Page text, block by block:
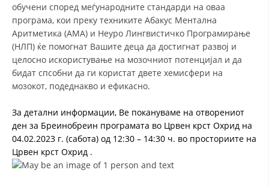
РАКОВОДЕН ОДБОР
СОБРАНИЕ
СТРУКТУРА И ОРГАНИЗАЦИОНА ПОСТАВЕНОСТ
ДИСЕМИНАЦИЈА
УПОТРЕБА И ЗАШТИТА НА АМБЛЕМОТ
СОЦИЈАЛНО ХУМАНИТАРНА ДЕЈНОСТ
обучени според меѓународните стандарди на оваа
програма, кои преку техниките Абакус Ментална
Аритметика (АМА) и Неуро Лингвистичко Програмирање
(НЛП) ќе помогнат Вашите деца да достигнат развој и
целосно искористување на мозочниот потенцијал и да
бидат спсобни да ги користат двете хемисфери на
мозокот, подеднакво и ефикасно.
За детални информации, Ве покануваме на отворениот
ден за Бреинобреин програмата во Црвен крст Охрид на
04.02.2023 г. (сабота) од 12:30 – 14:30 ч. во просториите на
Црвен крст Охрид .